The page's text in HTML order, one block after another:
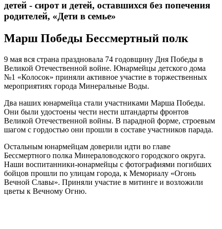
детей - сирот и детей, оставшихся без попечения
родителей, «Дети в семье»
Марш Победы Бессмертный полк
9 мая вся страна праздновала 74 годовщину Дня Победы в
Великой Отечественной войне. Юнармейцы детского дома
№1 «Колосок» приняли активное участие в торжественных
мероприятиях города Минеральные Воды.
Два наших юнармейца стали участниками Марша Победы.
Они были удостоены чести нести штандарты фронтов
Великой Отечественной войны. В парадной форме, строевым
шагом с гордостью они прошли в составе участников парада.
Остальным юнармейцам доверили идти во главе
Бессмертного полка Минераловодского городского округа.
Наши воспитанники-юнармейцы с фотографиями погибших
бойцов прошли по улицам города, к Мемориалу «Огонь
Вечной Славы». Приняли участие в митинге и возложили
цветы к Вечному Огню.